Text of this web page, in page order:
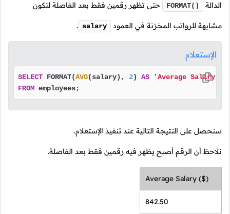
الدالة FORMAT() حتى تظهر رقمين فقط بعد الفاصلة لتكون
مشابهة للرواتب المخزنة في العمود salary
.
الإستعلام
SELECT FORMAT(AVG(salary), 2) AS
'Average Salary
FROM
سنحصل على النتيجة التالية عند تنفيذ الإستعلام.
نلاحظ أن الرقم أصبح يظهر فيه رقمين فقط بعد الفاصلة.
Average Salary ($)
842.50